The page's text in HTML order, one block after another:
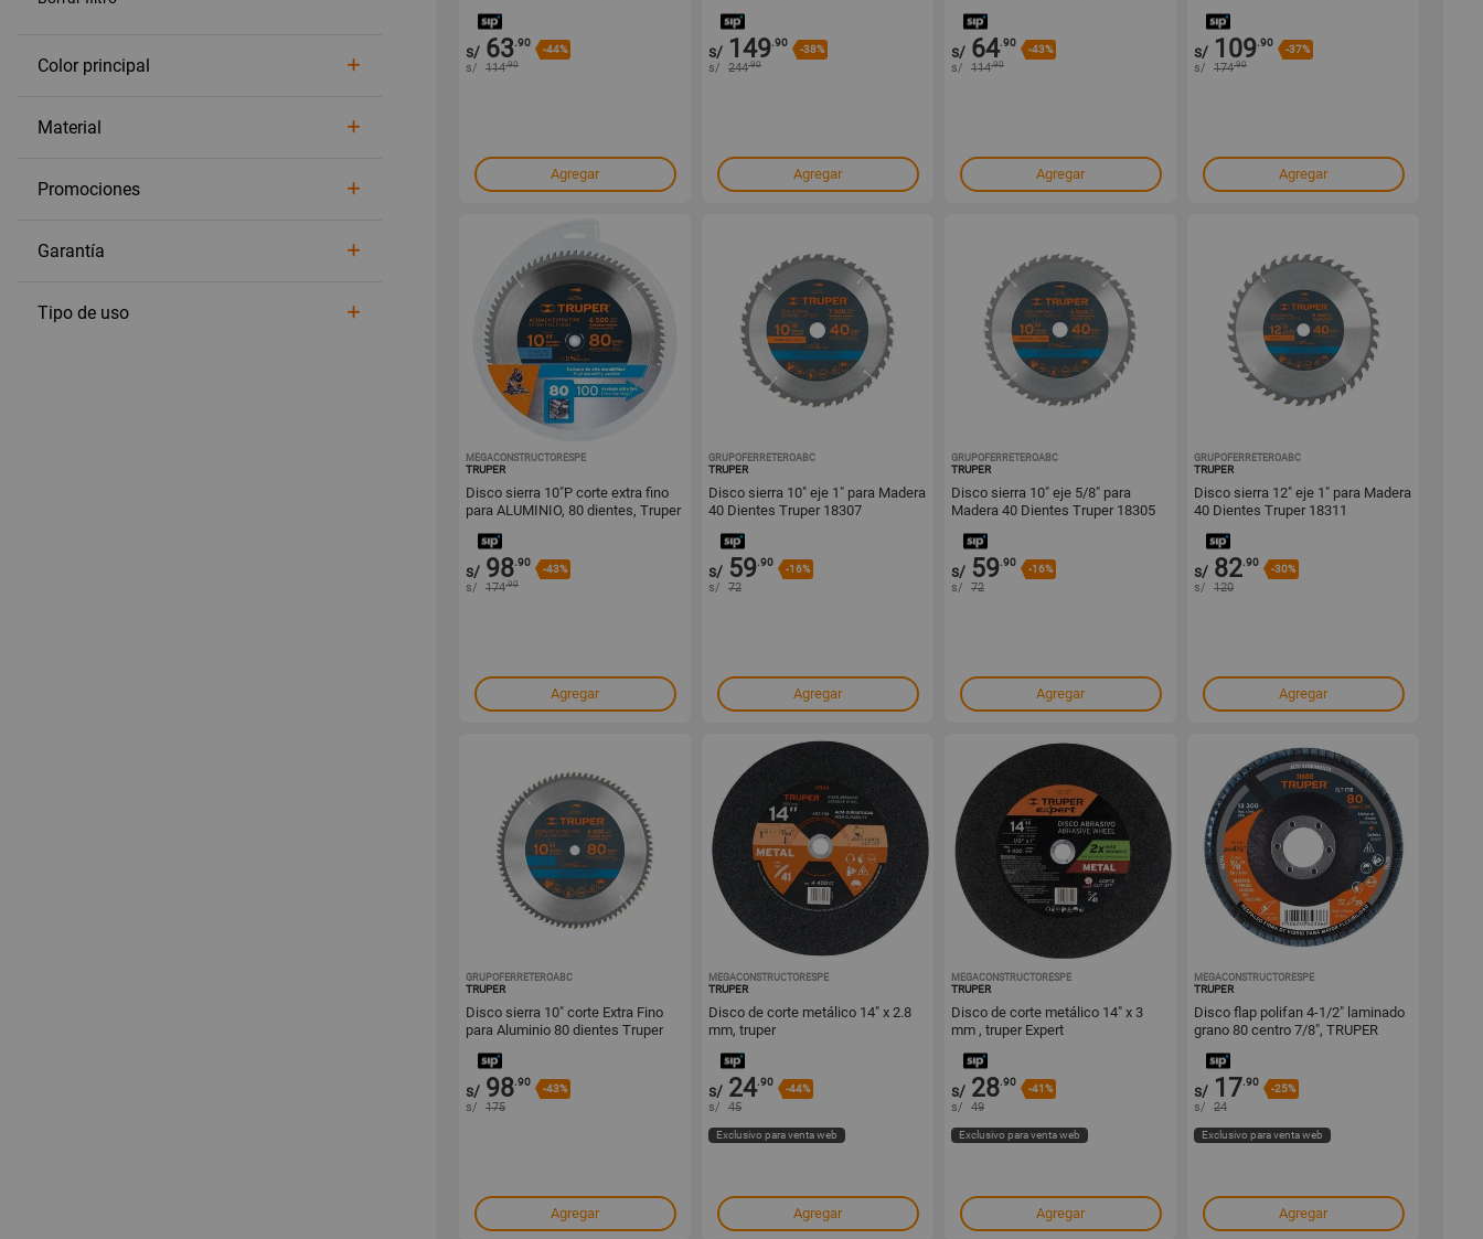
Color principal
Promociones
Garantía
Material
Tipo de uso
s/ 63.90
-44%
s/ 114.90
Agregar
s/ 149.90
-38%
s/ 244.90
Agregar
s/ 64.90
-43%
s/ 114.90
Agregar
s/ 109.90
-37%
s/ 174.90
Agregar
MEGACONSTRUCTORESPE
TRUPER
Disco sierra 10"P corte extra fino
para ALUMINIO, 80 dientes, Truper
s/ 98.90
-43%
s/ 174.90
Agregar
GRUPOFERRETEROABC
TRUPER
Disco sierra 10" eje 1" para Madera
40 Dientes Truper 18307
s/ 59.90
-16%
s/ 72
Agregar
GRUPOFERRETEROABC
TRUPER
Disco sierra 10" eje 5/8" para
Madera 40 Dientes Truper 18305
s/ 59.90
-16%
s/ 72
Agregar
GRUPOFERRETEROABC
TRUPER
Disco sierra 12" eje 1" para Madera
40 Dientes Truper 18311
s/ 82.90
-30%
s/ 120
Agregar
GRUPOFERRETEROABC
TRUPER
Disco sierra 10" corte Extra Fino
para Aluminio 80 dientes Truper
s/ 98.90
-43%
s/ 175
Agregar
MEGACONSTRUCTORESPE
TRUPER
Disco de corte metálico 14" x 2.8
mm, truper
s/ 24.90
-44%
s/ 45
Exclusivo para venta web
Agregar
MEGACONSTRUCTORESPE
TRUPER
Disco de corte metálico 14" x 3
mm , truper Expert
s/ 28.90
-41%
s/ 49
Exclusivo para venta web
Agregar
MEGACONSTRUCTORESPE
TRUPER
Disco flap polifan 4-1/2" laminado
grano 80 centro 7/8", TRUPER
s/ 17.90
-25%
s/ 24
Exclusivo para venta web
Agregar